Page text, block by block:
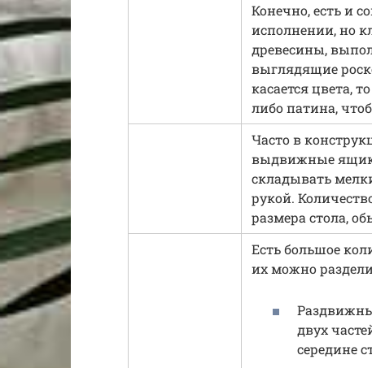
Конечно, есть и
исполнении, но
древесины,
выглядящие
касается цвета,
либо патина,
Часто в
выдвижные
складывать
рукой.
размера стола,
Есть большое
их можно
двух
середине